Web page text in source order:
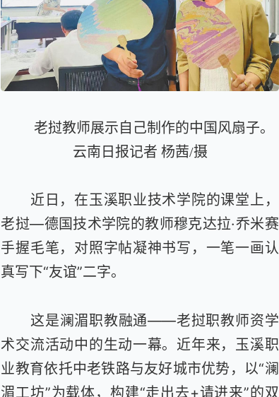
老挝教师展示自己制作的中国风扇子。
云南日报记者 杨茜/摄
近日，在玉溪职业技术学院的课堂上，
老挝—德国技术学院的教师穆克达拉·乔米赛
手握毛笔，对照字帖凝神书写，一笔一画认
真写下“友谊”二字。
这是澜湄职教融通——老挝职教师资学
术交流活动中的生动一幕。近年来，玉溪职
业教育依托中老铁路与友好城市优势，以“澜
湄工坊”为载体，构建“走出去+请进来”的双